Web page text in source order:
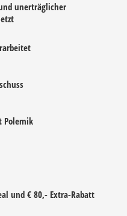
unerträglicher
Polemik
und € 80,- Extra-Rabatt